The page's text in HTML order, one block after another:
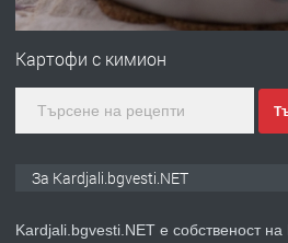
ПРЕДЛАГА
Гараж под
на язовир
Картофи с кимион
За Kardjali.bgvesti.NET
Kardjali.bgvesti.NET е собственост